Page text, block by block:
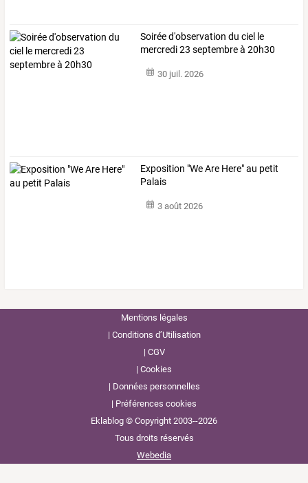
Soirée d'observation du ciel le
mercredi 23 septembre à 20h30
30 juil. 2026
Exposition "We Are Here" au petit
Palais
3 août 2026
Mentions légales
Conditions d’Utilisation
CGV
Cookies
Données personnelles
Préférences cookies
Eklablog © Copyright 2003--2026
Tous droits réservés
Webedia